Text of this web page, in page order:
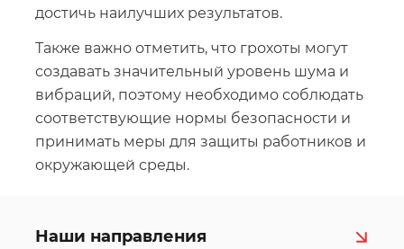
достичь наилучших результатов.
Также важно отметить, что грохоты могут
создавать значительный уровень шума и
вибраций, поэтому необходимо соблюдать
соответствующие нормы безопасности и
принимать меры для защиты работников и
окружающей среды.
Наши направления